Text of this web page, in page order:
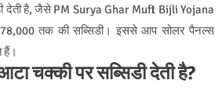
देती है, जैसे PM Surya Ghar Muft Bijli Yojana
तक की सब्सिडी। इससे आप सोलर पैनल्स
हैं।
चक्की पर सब्सिडी देती है?